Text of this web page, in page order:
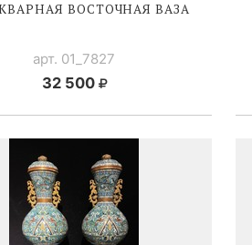
ВОСТОЧНАЯ ВАЗА
арт. 01_7827
32 500